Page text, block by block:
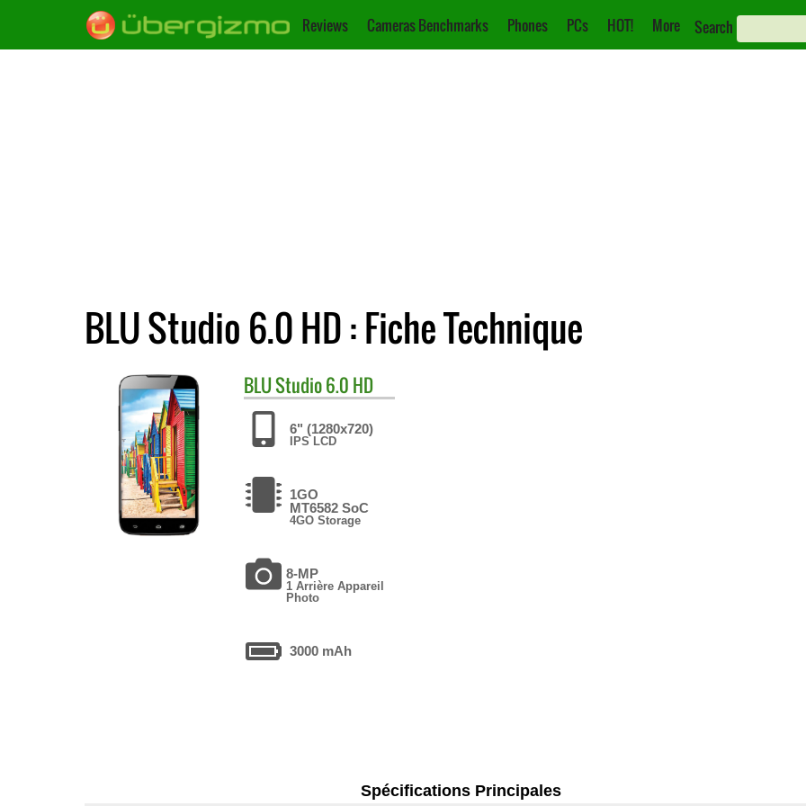
Reviews Cameras Benchmarks Phones PCs HOT! More Search
BLU Studio 6.0 HD : Fiche Technique
BLUStudio 6.0 HD
6" (1280x720)
IPS LCD
1GO
MT6582 SoC
4GO Storage
8-MP
1 Arrière Appareil
Photo
3000 mAh
Spécifications Principales